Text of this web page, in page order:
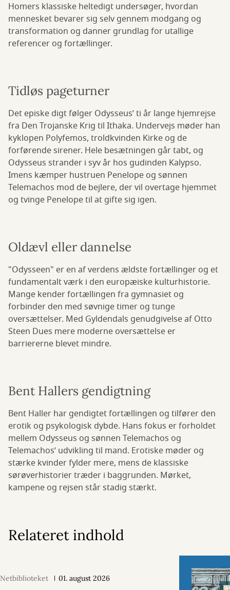
Homers klassiske heltedigt undersøger, hvordan
mennesket bevarer sig selv gennem modgang og
transformation og danner grundlag for utallige
referencer og fortællinger.
Tidløs pageturner
Det episke digt følger Odysseus’ ti år lange hjemrejse
fra Den Trojanske Krig til Ithaka. Undervejs møder han
kyklopen Polyfemos, troldkvinden Kirke og de
forførende sirener. Hele besætningen går tabt, og
Odysseus strander i syv år hos gudinden Kalypso.
Imens kæmper hustruen Penelope og sønnen
Telemachos mod de bejlere, der vil overtage hjemmet
og tvinge Penelope til at gifte sig igen.
Oldævl eller dannelse
"Odysseen" er en af verdens ældste fortællinger og et
fundamentalt værk i den europæiske kulturhistorie.
Mange kender fortællingen fra gymnasiet og
forbinder den med søvnige timer og tunge
oversættelser. Med Gyldendals genudgivelse af Otto
Steen Dues mere moderne oversættelse er
barriererne blevet mindre.
Bent Hallers gendigtning
Bent Haller har gendigtet fortællingen og tilfører den
erotik og psykologisk dybde. Hans fokus er forholdet
mellem Odysseus og sønnen Telemachos og
Telemachos’ udvikling til mand. Erotiske møder og
stærke kvinder fylder mere, mens de klassiske
sørøverhistorier træder i baggrunden. Mørket,
kampene og rejsen står stadig stærkt.
Relateret indhold
Netbiblioteket 01. august 2026